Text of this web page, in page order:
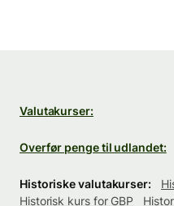
Valutakurser:
Overfør penge til udlandet:
Historiske valutakurser:
Historisk kurs for GBP